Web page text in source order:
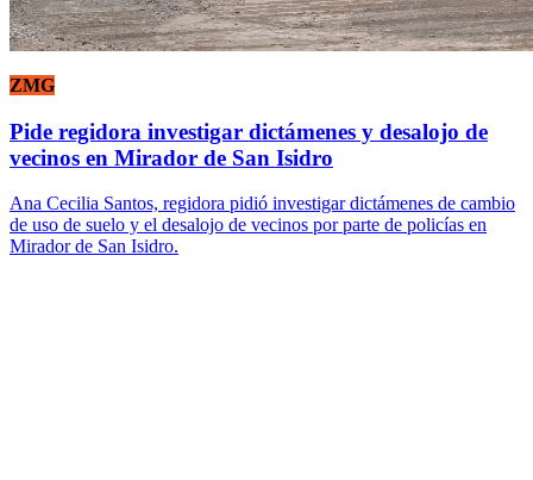
ZMG
Pide regidora investigar dictámenes y desalojo de
vecinos en Mirador de San Isidro
Ana Cecilia Santos, regidora pidió investigar dictámenes de cambio
de uso de suelo y el desalojo de vecinos por parte de policías en
Mirador de San Isidro.